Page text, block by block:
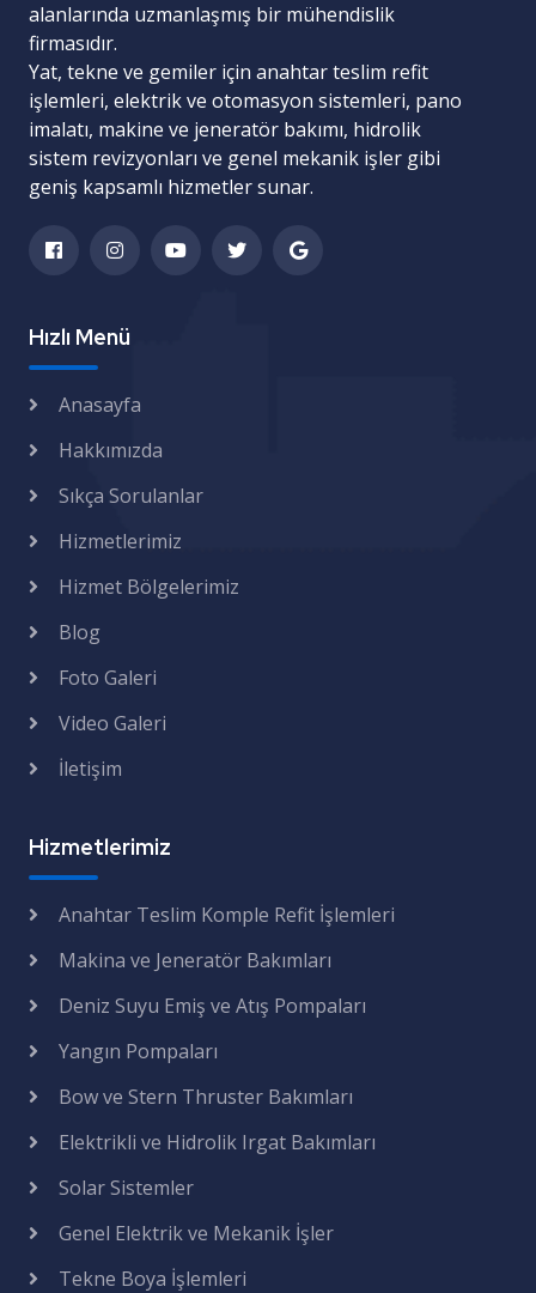
alanlarında uzmanlaşmış bir mühendislik
firmasıdır.
Yat, tekne ve gemiler için anahtar teslim refit
işlemleri, elektrik ve otomasyon sistemleri, pano
imalatı, makine ve jeneratör bakımı, hidrolik
sistem revizyonları ve genel mekanik işler gibi
geniş kapsamlı hizmetler sunar.
Hızlı Menü
Anasayfa
Hakkımızda
Sıkça Sorulanlar
Hizmetlerimiz
Hizmet Bölgelerimiz
Blog
Foto Galeri
Video Galeri
İletişim
Hizmetlerimiz
Anahtar Teslim Komple Refit İşlemleri
Makina ve Jeneratör Bakımları
Deniz Suyu Emiş ve Atış Pompaları
Yangın Pompaları
Bow ve Stern Thruster Bakımları
Elektrikli ve Hidrolik Irgat Bakımları
Solar Sistemler
Genel Elektrik ve Mekanik İşler
Tekne Boya İşlemleri